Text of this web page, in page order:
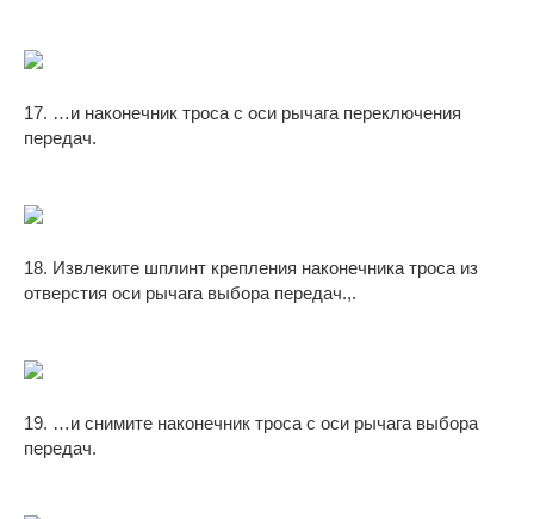
17. …и наконечник троса с оси рычага переключения
передач.
18. Извлеките шплинт крепления наконечника троса из
отверстия оси рычага выбора передач.,.
19. …и снимите наконечник троса с оси рычага выбора
передач.